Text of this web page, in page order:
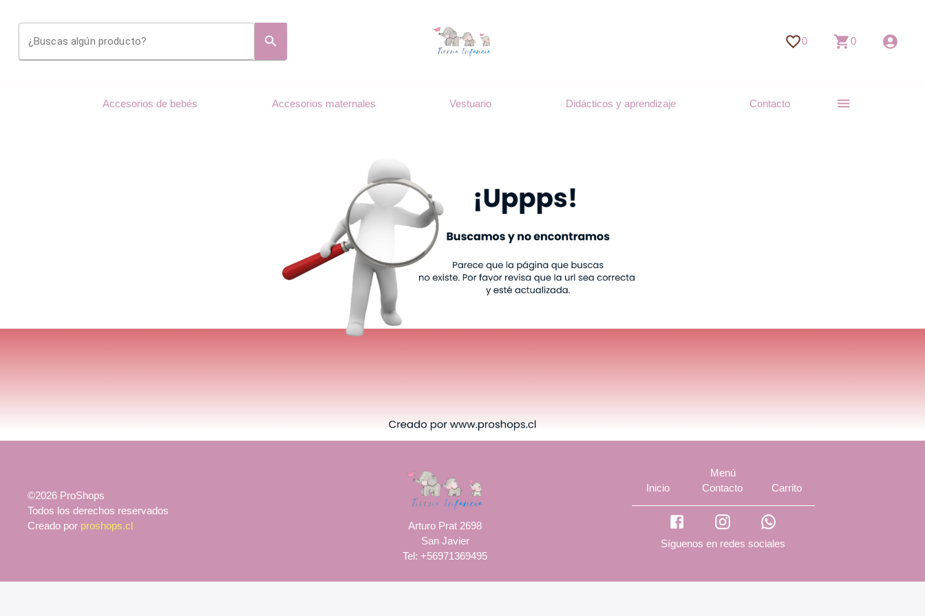
¿Buscas algún producto? 0 0
Accesorios de bebés Accesorios maternales Vestuario Didácticos y aprendizaje Contacto
©2026 ProShops
Todos los derechos reservados
Creado por proshops.cl
Arturo Prat 2698
San Javier
Tel: +56971369495
Menú
Inicio
Contacto Carrito
Síguenos en redes sociales